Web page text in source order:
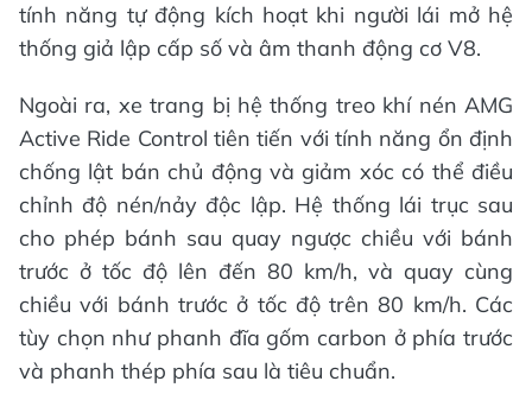
tính năng tự động kích hoạt khi người lái mở hệ
thống giả lập cấp số và âm thanh động cơ V8.
Ngoài ra, xe trang bị hệ thống treo khí nén AMG
Active Ride Control tiên tiến với tính năng ổn định
chống lật bán chủ động và giảm xóc có thể điều
chỉnh độ nén/nảy độc lập. Hệ thống lái trục sau
cho phép bánh sau quay ngược chiều với bánh
trước ở tốc độ lên đến 80 km/h, và quay cùng
chiều với bánh trước ở tốc độ trên 80 km/h. Các
tùy chọn như phanh đĩa gốm carbon ở phía trước
và phanh thép phía sau là tiêu chuẩn.